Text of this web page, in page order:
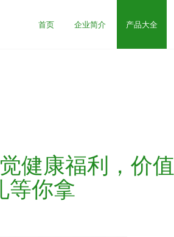
首页 企业简介 产品大全
健康福利，价值
等你拿